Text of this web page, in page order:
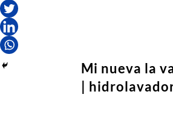
Mi nueva la
|